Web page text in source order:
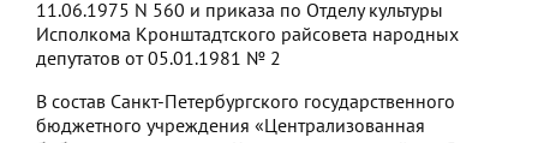
11.06.1975 N 560 и приказа по Отделу культуры
Исполкома Кронштадтского райсовета народных
депутатов от 05.01.1981 № 2
В состав Санкт-Петербургского государственного
бюджетного учреждения «Централизованная